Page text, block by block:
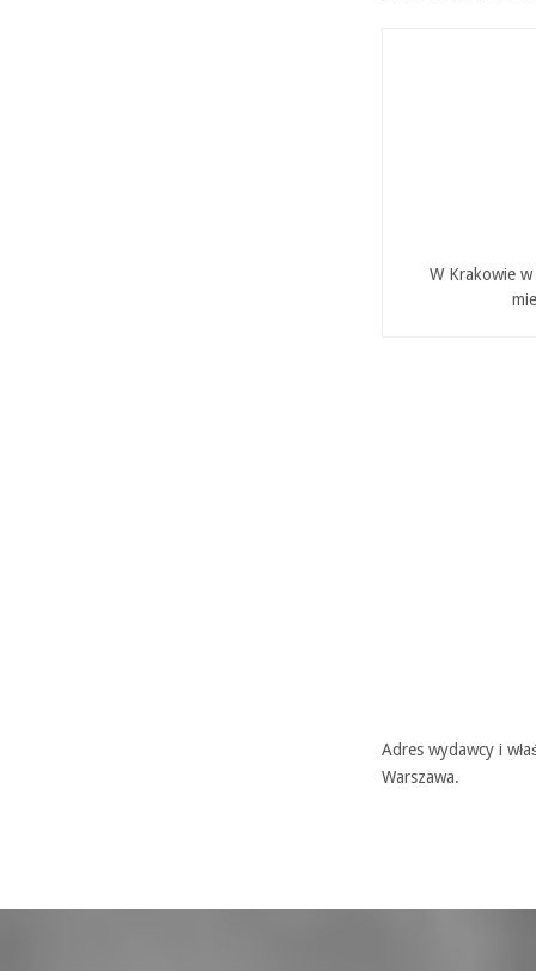
W Krakowie
Adres wydawcy i
Warszawa.